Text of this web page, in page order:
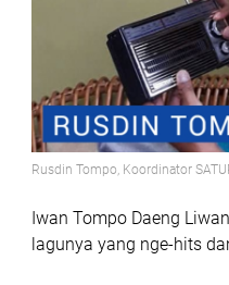
Rusdin Tompo, Koordinator
Iwan Tompo Daeng
lagunya yang nge-hits